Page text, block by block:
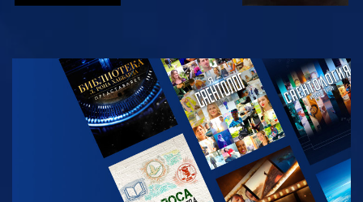
СМОТРЕТЬ
СМОТРЕТЬ
ПЕРЕДАЧИ